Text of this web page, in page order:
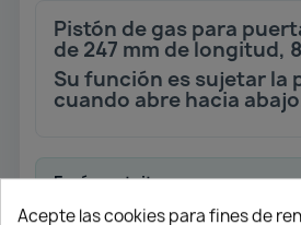
Pistón de gas para
de 247 mm de longitud,
Su función es sujetar la
cuando abre hacia
Envío gratuito
Desde 50 € en península
Acepte las cookies para fines de